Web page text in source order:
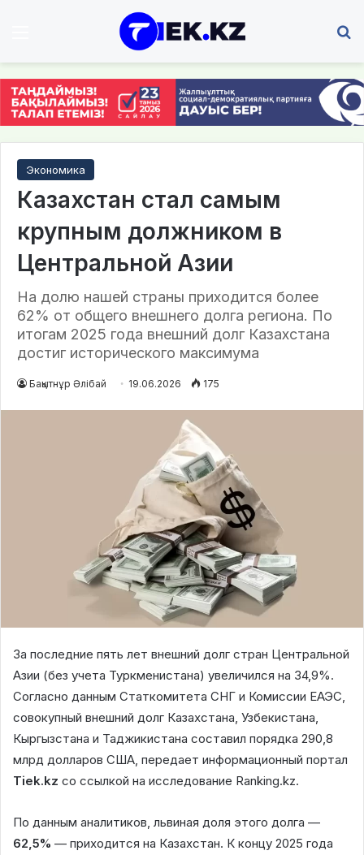
Экономика
Казахстан стал самым
крупным должником в
Центральной Азии
На долю нашей страны приходится более
62% от общего внешнего долга региона. По
итогам 2025 года внешний долг Казахстана
достиг исторического максимума
Бақытнұр Әлібай 19.06.2026 175
За последние пять лет внешний долг стран Центральной
Азии (без учета Туркменистана) увеличился на 34,9%.
Согласно данным Статкомитета СНГ и Комиссии ЕАЭС,
совокупный внешний долг Казахстана, Узбекистана,
Кыргызстана и Таджикистана составил порядка 290,8
млрд долларов США, передает информационный портал
Tiek.kz со ссылкой на исследование Ranking.kz.
По данным аналитиков, львиная доля этого долга —
62,5% — приходится на Казахстан. К концу 2025 года